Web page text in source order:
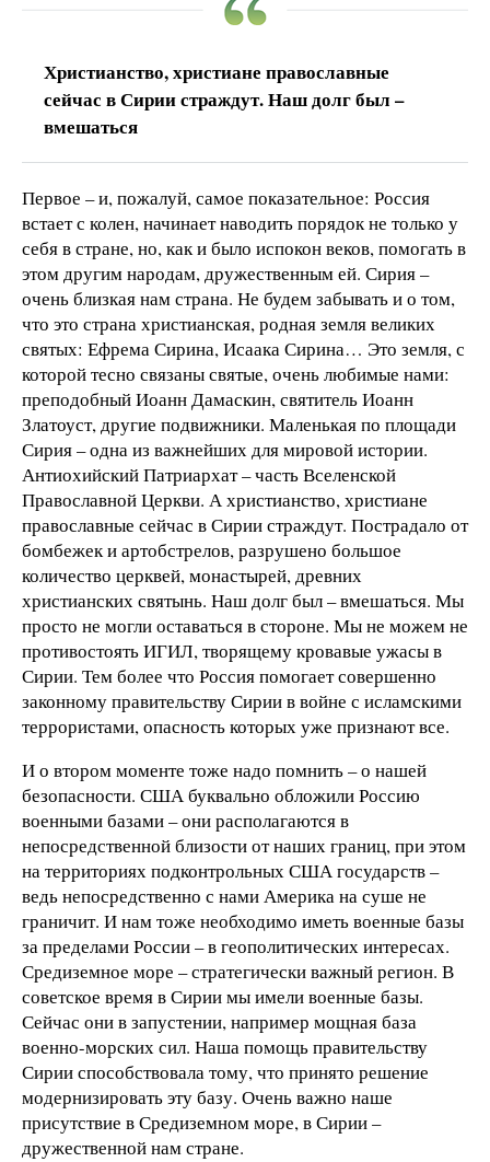
Христианство, христиане православные
сейчас в Сирии страждут. Наш долг был –
вмешаться
Первое – и, пожалуй, самое показательное: Россия
встает с колен, начинает наводить порядок не только у
себя в стране, но, как и было испокон веков, помогать в
этом другим народам, дружественным ей. Сирия –
очень близкая нам страна. Не будем забывать и о том,
что это страна христианская, родная земля великих
святых: Ефрема Сирина, Исаака Сирина… Это земля, с
которой тесно связаны святые, очень любимые нами:
преподобный Иоанн Дамаскин, святитель Иоанн
Златоуст, другие подвижники. Маленькая по площади
Сирия – одна из важнейших для мировой истории.
Антиохийский Патриархат – часть Вселенской
Православной Церкви. А христианство, христиане
православные сейчас в Сирии страждут. Пострадало от
бомбежек и артобстрелов, разрушено большое
количество церквей, монастырей, древних
христианских святынь. Наш долг был – вмешаться. Мы
просто не могли оставаться в стороне. Мы не можем не
противостоять ИГИЛ, творящему кровавые ужасы в
Сирии. Тем более что Россия помогает совершенно
законному правительству Сирии в войне с исламскими
террористами, опасность которых уже признают все.
И о втором моменте тоже надо помнить – о нашей
безопасности. США буквально обложили Россию
военными базами – они располагаются в
непосредственной близости от наших границ, при этом
на территориях подконтрольных США государств –
ведь непосредственно с нами Америка на суше не
граничит. И нам тоже необходимо иметь военные базы
за пределами России – в геополитических интересах.
Средиземное море – стратегически важный регион. В
советское время в Сирии мы имели военные базы.
Сейчас они в запустении, например мощная база
военно-морских сил. Наша помощь правительству
Сирии способствовала тому, что принято решение
модернизировать эту базу. Очень важно наше
присутствие в Средиземном море, в Сирии –
дружественной нам стране.